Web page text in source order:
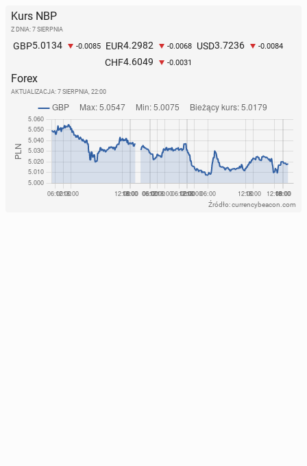
Kurs NBP
Z DNIA: 7 SIERPNIA
GBP5.0134 -0.0085 EUR4.2982 -0.0068 USD3.7236 -0.0084
CHF4.6049 -0.0031
Forex
AKTUALIZACJA: 7 SIERPNIA, 22:00
Źródło: currencybeacon.com